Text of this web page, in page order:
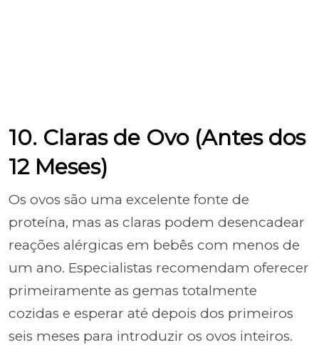
10. Claras de Ovo (Antes dos
12 Meses)
Os ovos são uma excelente fonte de
proteína, mas as claras podem desencadear
reações alérgicas em bebês com menos de
um ano. Especialistas recomendam oferecer
primeiramente as gemas totalmente
cozidas e esperar até depois dos primeiros
seis meses para introduzir os ovos inteiros.